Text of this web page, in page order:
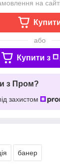
на
або
Купити з
з Пром?
захистом
банер